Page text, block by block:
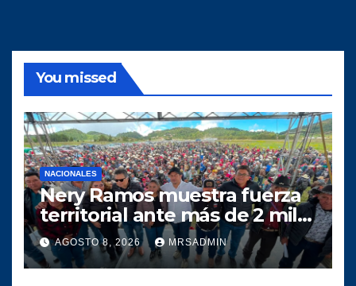
You missed
NACIONALES
Nery Ramos muestra fuerza
territorial ante más de 2 mil
personas en Huehuetenango
AGOSTO 8, 2026 MRSADMIN